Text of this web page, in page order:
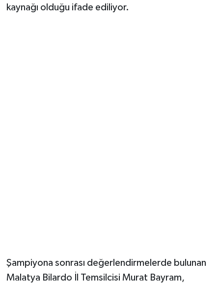
kaynağı olduğu ifade ediliyor.
Şampiyona sonrası değerlendirmelerde bulunan
Malatya Bilardo İl Temsilcisi Murat Bayram,